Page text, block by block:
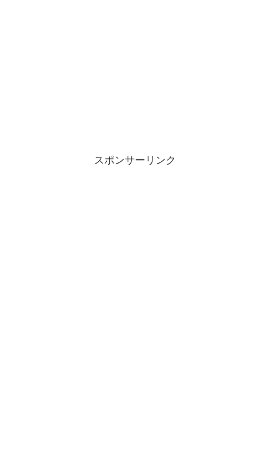
スポンサーリンク